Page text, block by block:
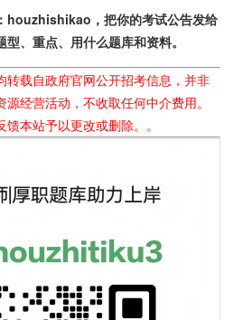
houzhishikao，把你的考试公告发给
、重点、用什么题库和资料。
转载自政府官网公开招考信息，并非
经营活动，不收取任何中介费用。
本站予以更改或删除。。